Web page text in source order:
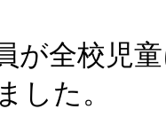
が全校児
した。